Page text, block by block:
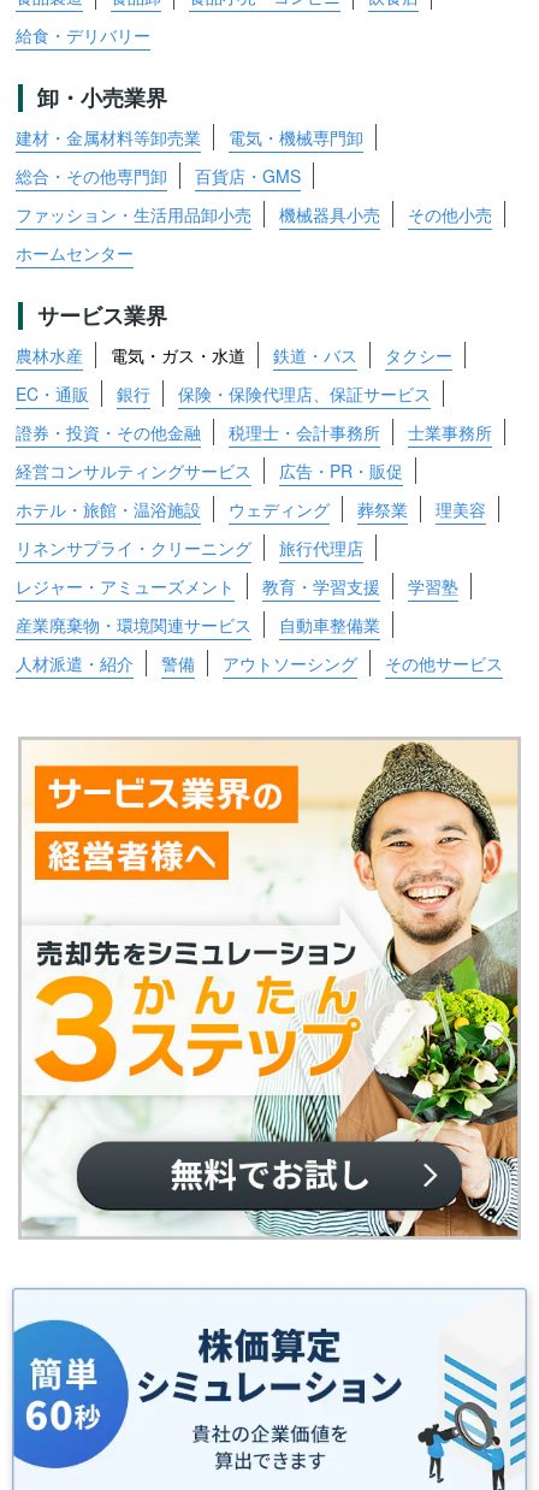
給食・デリバリー
卸・小売業界
建材・金属材料等卸売業
電気・機械専門卸
総合・その他専門卸
百貨店・GMS
ファッション・生活用品卸小売
機械器具小売
その他小売
ホームセンター
サービス業界
農林水産 電気・ガス・水道 鉄道・バス
タクシー
EC・通販
銀行
保険・保険代理店、保証サービス
證券・投資・その他金融
税理士・会計事務所
士業事務所
経営コンサルティングサービス
広告・PR・販促
ホテル・旅館・温浴施設
ウェディング 葬祭業
理美容
リネンサプライ・クリーニング
旅行代理店
レジャー・アミューズメント
教育・学習支援
学習塾
産業廃棄物・環境関連サービス
自動車整備業
人材派遣・紹介
警備 アウトソーシング その他サービス